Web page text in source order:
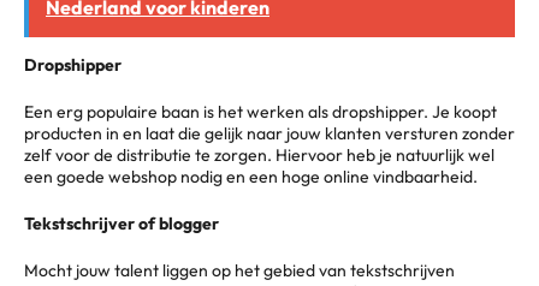
Nederland voor kinderen
Dropshipper
Een erg populaire baan is het werken als dropshipper. Je koopt
producten in en laat die gelijk naar jouw klanten versturen zonder
zelf voor de distributie te zorgen. Hiervoor heb je natuurlijk wel
een goede webshop nodig en een hoge online vindbaarheid.
Tekstschrijver of blogger
Mocht jouw talent liggen op het gebied van tekstschrijven